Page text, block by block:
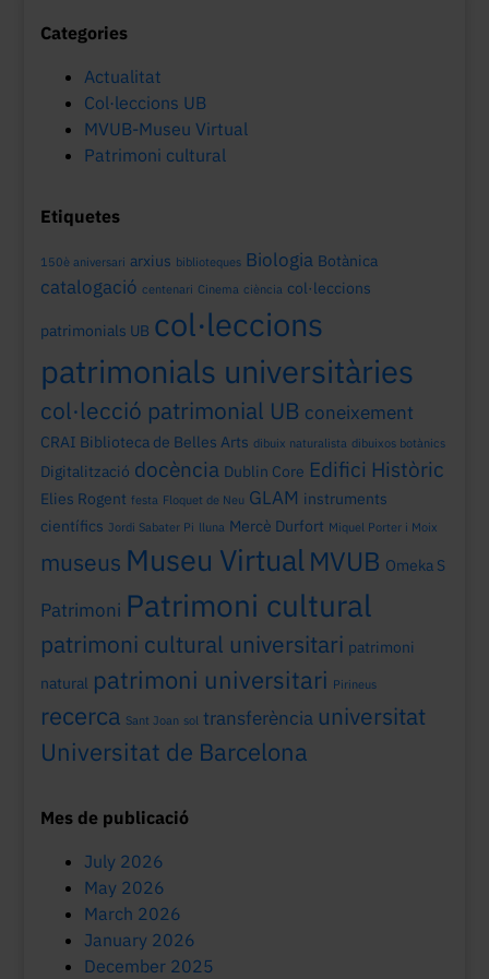
Categories
Actualitat
Col·leccions UB
MVUB-Museu Virtual
Patrimoni cultural
Etiquetes
150è aniversari arxius biblioteques Biologia Botànica
catalogació centenari Cinema ciència col·leccions
patrimonials UB col·leccions
patrimonials universitàries
col·lecció patrimonial UB coneixement
CRAI Biblioteca de Belles Arts dibuix naturalista dibuixos botànics
Digitalització docència Dublin Core Edifici Històric
Elies Rogent festa Floquet de Neu GLAM instruments
científics Jordi Sabater Pi lluna Mercè Durfort Miquel Porter i Moix
museus Museu VirtualMVUB Omeka S
Patrimoni Patrimoni cultural
patrimoni cultural universitari patrimoni
natural patrimoni universitari Pirineus
recerca Sant Joan sol transferència universitat
Universitat de Barcelona
Mes de publicació
July 2026
May 2026
March 2026
January 2026
December 2025